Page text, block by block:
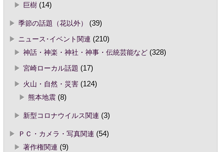
巨樹(14)
季節の話題（花以外）
(39)
ニュース･イベント関連 (210)
神話・神楽・神社・神事・伝統芸能など(328)
宮崎ローカル話題 (17)
火山・自然・災害(124)
熊本地震(8)
新型コロナウイルス関連 (3)
ＰＣ・カメラ・写真関連 (54)
著作権関連 (9)